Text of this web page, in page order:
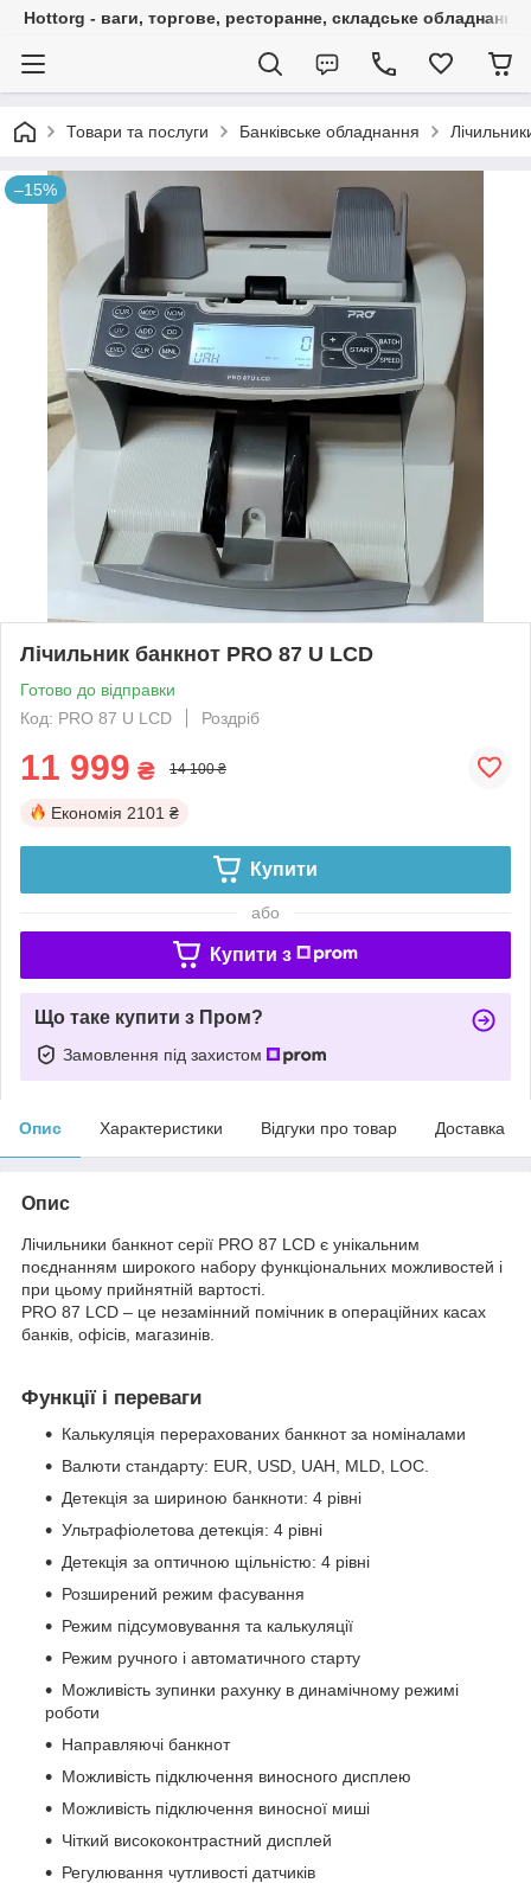
Hottorg - ваги, торгове, ресторанне, складське обладнання
Товари та послуги Банківське обладнання
–15%
Лічильник банкнот PRO 87 U LCD
Готово до відправки
Код: PRO 87 U LCD
Роздріб
11 999 ₴ 14 100 ₴
Економія 2101 ₴
Купити
або
Купити з
Що таке купити з Пром?
Замовлення під захистом
Опис Характеристики Відгуки про товар Доставка
Опис
Лічильники банкнот серії PRO 87 LCD є унікальним
поєднанням широкого набору функціональних можливостей і
при цьому прийнятній вартості.
PRO 87 LCD – це незамінний помічник в операційних касах
банків, офісів, магазинів.
Функції і переваги
Калькуляція перерахованих банкнот за номіналами
Валюти стандарту: EUR, USD, UAH, MLD, LOC.
Детекція за шириною банкноти: 4 рівні
Ультрафіолетова детекція: 4 рівні
Детекція за оптичною щільністю: 4 рівні
Розширений режим фасування
Режим підсумовування та калькуляції
Режим ручного і автоматичного старту
Можливість зупинки рахунку в динамічному режимі
роботи
Направляючі банкнот
Можливість підключення виносного дисплею
Можливість підключення виносної миші
Чіткий висококонтрастний дисплей
Регулювання чутливості датчиків